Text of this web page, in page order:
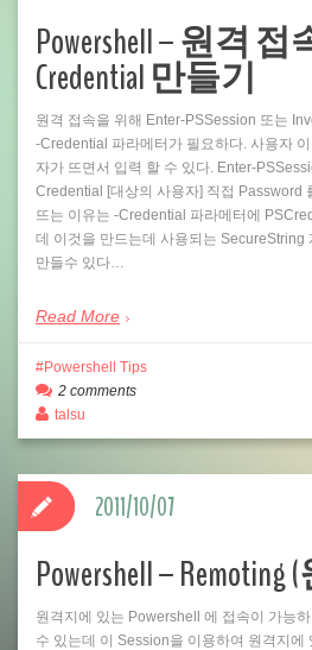
Powershell – 원격
Credential 만들기
원격 접속을 위해 Enter-PSSession 또는
-Credential 파라메터가 필요하다. 사용자
자가 뜨면서 입력 할 수 있다. Enter-
Credential [대상의 사용자] 직접 Password
뜨는 이유는 -Credential 파라메터에
데 이것을 만드는데 사용되는 SecureString
만들수 있다…
Read More
Powershell Tips
2 comments
talsu
Powershell –
원격지에 있는 Powershell 에 접속이 가능
수 있는데 이 Session을 이용하여 원격지
2011/10/07